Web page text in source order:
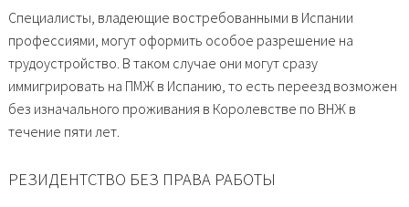
Специалисты, владеющие востребованными в Испании
профессиями, могут оформить особое разрешение на
трудоустройство. В таком случае они могут сразу
иммигрировать на ПМЖ в Испанию, то есть переезд возможен
без изначального проживания в Королевстве по ВНЖ в
течение пяти лет.
РЕЗИДЕНТСТВО БЕЗ ПРАВА РАБОТЫ